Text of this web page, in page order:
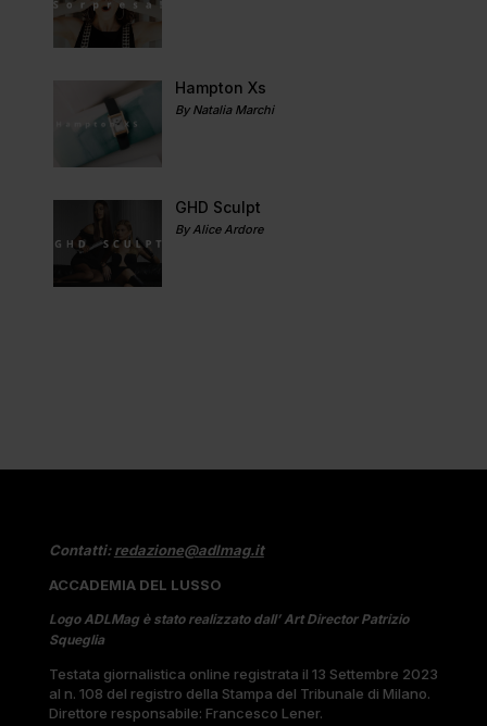
Hampton Xs
By Natalia Marchi
GHD Sculpt
By Alice Ardore
Contatti:redazione@adlmag.it
ACCADEMIA DEL LUSSO
Logo ADLMag è stato realizzato dall’ Art Director Patrizio
Squeglia
Testata giornalistica online registrata il 13 Settembre 2023
al n. 108 del registro della Stampa del Tribunale di Milano.
Direttore responsabile: Francesco Lener.